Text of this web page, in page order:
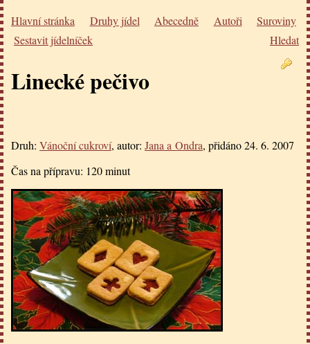
Hlavní stránka Druhy jídel Abecedně Autoři
Suroviny
Sestavit jídelníček
Hledat
Linecké pečivo
Druh: Vánoční cukroví, autor: Jana a Ondra, přidáno24. 6. 2007
Čas na přípravu: 120 minut